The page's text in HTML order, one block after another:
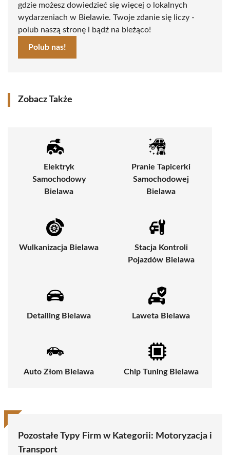
gdzie możesz dowiedzieć się więcej o lokalnych
wydarzeniach w Bielawie. Twoje zdanie się liczy -
polub naszą stronę i bądź na bieżąco!
Polub nas!
Zobacz Także
Elektryk
Samochodowy
Bielawa
Pranie Tapicerki
Samochodowej
Bielawa
Wulkanizacja Bielawa
Stacja Kontroli
Pojazdów Bielawa
Detailing Bielawa Laweta Bielawa
Auto Złom Bielawa Chip Tuning Bielawa
Pozostałe Typy Firm w Kategorii: Motoryzacja i
Transport